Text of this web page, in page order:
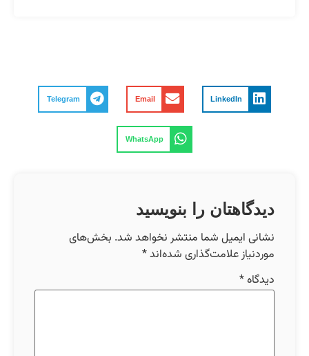
LinkedIn
Email
Telegram
WhatsApp
دیدگاهتان را بنویسید
نشانی ایمیل شما منتشر نخواهد شد. بخش‌های
موردنیاز علامت‌گذاری شده‌اند*
دیدگاه*